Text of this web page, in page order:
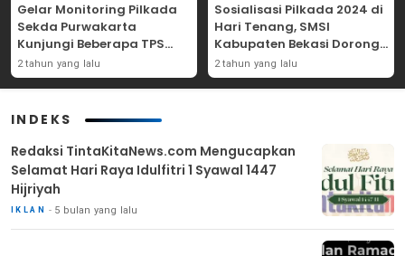
Gelar Monitoring Pilkada
Sekda Purwakarta
Kunjungi Beberapa TPS
Yang Ada Di Purwakarta
2 tahun yang lalu
Sosialisasi Pilkada 2024 di
Hari Tenang, SMSI
Kabupaten Bekasi Dorong
Angka Partisipasi
Masyarakat
2 tahun yang lalu
INDEKS
Redaksi TintaKitaNews.com Mengucapkan
Selamat Hari Raya Idulfitri 1 Syawal 1447
Hijriyah
IKLAN 5 bulan yang lalu